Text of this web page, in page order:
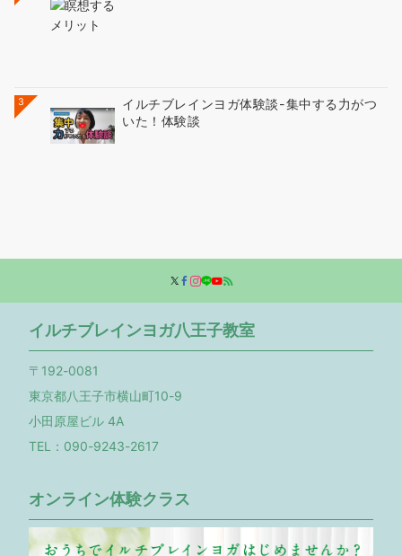
3
イルチブレインヨガ体験談-集中する力がつ
いた！体験談
イルチブレインヨガ八王子教室
〒192-0081
東京都八王子市横山町10-9
小田原屋ビル 4A
TEL：090-9243-2617
オンライン体験クラス